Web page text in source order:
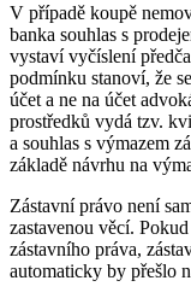
V případě koupě
banka souhlas s
vystaví vyčíslení
podmínku stanoví, že
účet a ne na účet
prostředků vydá tzv.
a souhlas s výmazem
základě návrhu na
Zástavní právo není
zastavenou věcí.
zástavního práva,
automaticky by přešlo